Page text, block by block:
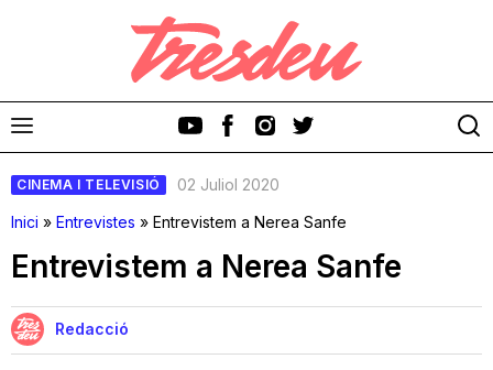
Discos
Videoclips
CINEMA I TELEVISIÓ
02 Juliol 2020
Inici » Entrevistes » Entrevistem a Nerea Sanfe
Entrevistem a Nerea Sanfe
Redacció